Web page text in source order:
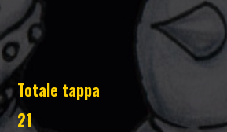
Totale tappa
21